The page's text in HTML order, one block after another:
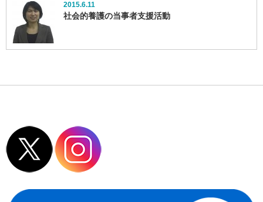
2015.6.11
社会的養護の当事者支援活動